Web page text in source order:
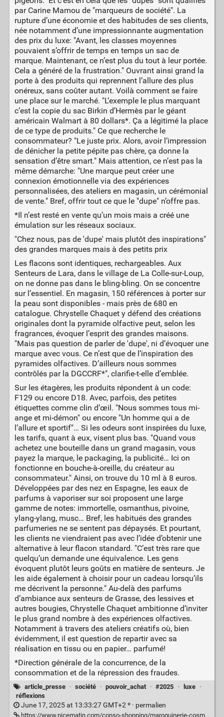
par Carine Mamou de "marqueurs de société". La
rupture d’une économie et des habitudes de ses clients,
née notamment d’une impressionnante augmentation
des prix du luxe: "Avant, les classes moyennes
pouvaient s’offrir de temps en temps un sac de
marque. Maintenant, ce n’est plus du tout à leur portée.
Cela a généré de la frustration." Ouvrant ainsi grand la
porte à des produits qui reprennent l’allure des plus
onéreux, sans coûter autant. Voilà comment se faire
une place sur le marché. "L‘exemple le plus marquant
c’est la copie du sac Birkin d’Hermès par le géant
américain Walmart à 80 dollars*. Ça a légitimé la place
de ce type de produits." Ce que recherche le
consommateur? "Le juste prix. Alors, avoir l’impression
de dénicher la petite pépite pas chère, ça donne la
sensation d’être smart." Mais attention, ce n’est pas la
même démarche: "Une marque peut créer une
connexion émotionnelle via des expériences
personnalisées, des ateliers en magasin, un cérémonial
de vente." Bref, offrir tout ce que le "dupe" n’offre pas.
*Il n’est resté en vente qu’un mois mais a créé une
émulation sur les réseaux sociaux.
"Chez nous, pas de 'dupe' mais plutôt des inspirations"
des grandes marques mais à des petits prix
Les flacons sont identiques, rechargeables. Aux
Senteurs de Lara, dans le village de La Colle-sur-Loup,
on ne donne pas dans le bling-bling. On se concentre
sur l’essentiel. En magasin, 150 références à porter sur
la peau sont disponibles - mais près de 680 en
catalogue. Chrystelle Chaquet y défend des créations
originales dont la pyramide olfactive peut, selon les
fragrances, évoquer l’esprit des grandes maisons.
"Mais pas question de parler de 'dupe', ni d’évoquer une
marque avec vous. Ce n’est que de l’inspiration des
pyramides olfactives. D’ailleurs nous sommes
contrôlés par la DGCCRF*", clarifie-t-elle d’emblée.
Sur les étagères, les produits répondent à un code:
F129 ou encore D18. Avec, parfois, des petites
étiquettes comme clin d’œil. "Nous sommes tous mi-
ange et mi-démon" ou encore "Un homme qui a de
l’allure et sportif"… Si les odeurs sont inspirées du luxe,
les tarifs, quant à eux, visent plus bas. "Quand vous
achetez une bouteille dans un grand magasin, vous
payez la marque, le packaging, la publicité… Ici on
fonctionne en bouche-à-oreille, du créateur au
consommateur." Ainsi, on trouve du 10 ml à 8 euros.
Développées par des nez en Espagne, les eaux de
parfums à vaporiser sur soi proposent une large
gamme de notes: immortelle, osmanthus, pivoine,
ylang-ylang, musc… Bref, les habitués des grandes
parfumeries ne se sentent pas dépaysés. Et pourtant,
les clients ne viendraient pas avec l’idée d’obtenir une
alternative à leur flacon standard. "C’est très rare que
quelqu’un demande une équivalence. Les gens
évoquent plutôt leurs goûts en matière de senteurs. Je
les aide également à choisir pour un cadeau lorsqu’ils
me décrivent la personne." Au-delà des parfums
d’ambiance aux senteurs de Grasse, des lessives et
autres bougies, Chrystelle Chaquet ambitionne d’inviter
le plus grand nombre à des expériences olfactives.
Notamment à travers des ateliers créatifs où, bien
évidemment, il est question de repartir avec sa
réalisation en tissu ou en papier… parfumé!
*Direction générale de la concurrence, de la
consommation et de la répression des fraudes.
article_presse · société · pouvoir_achat · #2025 · luxe
·
réflexions
June 17, 2025 at 13:33:27 GMT+2 * · permalien
https://www.nicematin.com/conso-shopping/maroquinerie-cosmetiques-textiles-imitations-ou-contrefacons-pour-ces-produits-low-cost-ressemblant-aux-grandes-marques-990311?t=1750159210